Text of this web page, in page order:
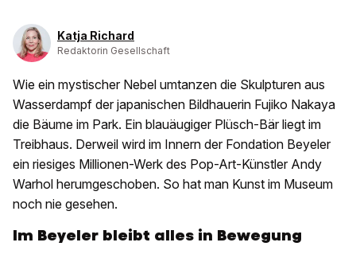
Katja Richard
Redaktorin Gesellschaft
Wie ein mystischer Nebel umtanzen die Skulpturen aus
Wasserdampf der japanischen Bildhauerin Fujiko Nakaya
die Bäume im Park. Ein blauäugiger Plüsch-Bär liegt im
Treibhaus. Derweil wird im Innern der Fondation Beyeler
ein riesiges Millionen-Werk des Pop-Art-Künstler Andy
Warhol herumgeschoben. So hat man Kunst im Museum
noch nie gesehen.
Im Beyeler bleibt alles in Bewegung